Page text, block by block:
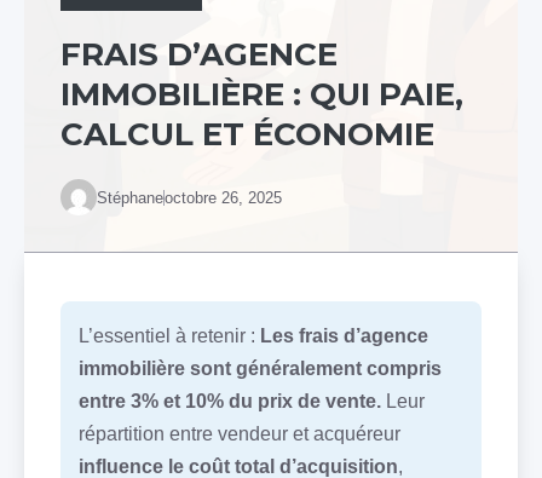
FRAIS D’AGENCE
IMMOBILIÈRE : QUI PAIE,
CALCUL ET ÉCONOMIE
Stéphaneoctobre 26, 2025
L’essentiel à retenir : Les frais d’agence
immobilière sont généralement compris
entre 3% et 10% du prix de vente. Leur
répartition entre vendeur et acquéreur
influence le coût total d’acquisition,